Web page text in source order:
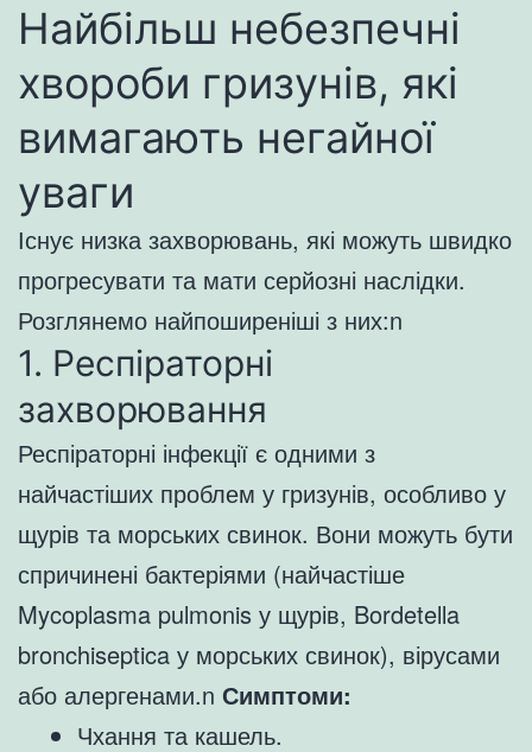
Найбільш небезпечні
хвороби гризунів, які
вимагають негайної
уваги
Існує низка захворювань, які можуть швидко
прогресувати та мати серйозні наслідки.
Розглянемо найпоширеніші з них:n
1. Респіраторні
захворювання
Респіраторні інфекції є одними з
найчастіших проблем у гризунів, особливо у
щурів та морських свинок. Вони можуть бути
спричинені бактеріями (найчастіше
Mycoplasma pulmonis у щурів, Bordetella
bronchiseptica у морських свинок), вірусами
або алергенами.n Симптоми:
Чхання та кашель.